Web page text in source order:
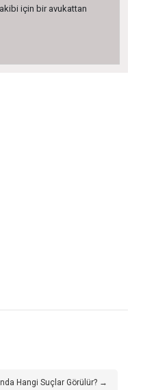
için bir avukattan
Hangi Suçlar Görülür? →